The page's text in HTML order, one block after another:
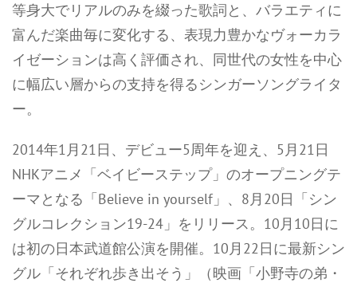
等身大でリアルのみを綴った歌詞と、バラエティに
富んだ楽曲毎に変化する、表現力豊かなヴォーカラ
イゼーションは高く評価され、同世代の女性を中心
に幅広い層からの支持を得るシンガーソングライタ
ー。
2014年1月21日、デビュー5周年を迎え、5月21日
NHKアニメ「ベイビーステップ」のオープニングテ
ーマとなる「Believe in yourself」、8月20日「シン
グルコレクション19-24」をリリース。10月10日に
は初の日本武道館公演を開催。10月22日に最新シン
グル「それぞれ歩き出そう」（映画「小野寺の弟・